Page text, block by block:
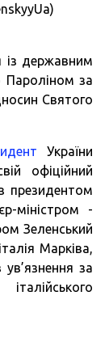
із державним
Пароліном за
Святого
України
офіційний
президентом
міністром -
Зеленський
Марківа,
за